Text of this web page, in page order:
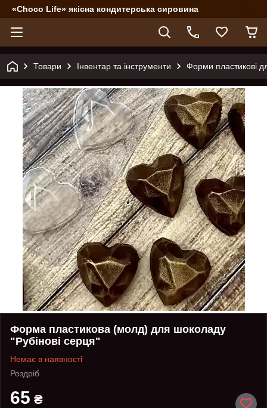
«Choco Life» якісна кондитерська сировина
Товари Інвентар та інструменти Форми пластикові
Форма пластикова (молд) для шоколаду
"Рубінові серця"
Немає в наявності
Роздріб
65 ₴